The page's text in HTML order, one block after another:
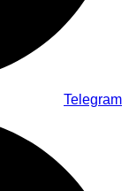
Telegram